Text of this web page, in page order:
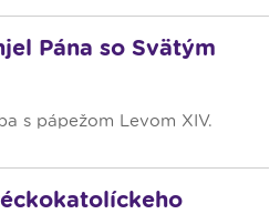
Pána so Svätým
s pápežom Levom XIV.